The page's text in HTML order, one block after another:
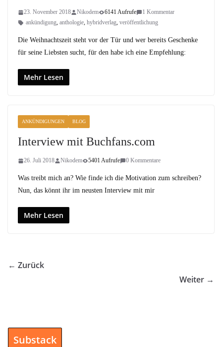
23. November 2018 Nikodem 6141 Aufrufe
1 Kommentar
ankündigung, anthologie, hybridverlag, veröffentlichung
Die Weihnachtszeit steht vor der Tür und wer bereits Geschenke
für seine Liebsten sucht, für den habe ich eine Empfehlung:
Mehr Lesen
ANKÜNDIGUNGEN BLOG
Interview mit Buchfans.com
26. Juli 2018 Nikodem 5401 Aufrufe 0 Kommentare
Was treibt mich an? Wie finde ich die Motivation zum schreiben?
Nun, das könnt ihr im neusten Interview mit mir
Mehr Lesen
← Zurück
Weiter →
Substack